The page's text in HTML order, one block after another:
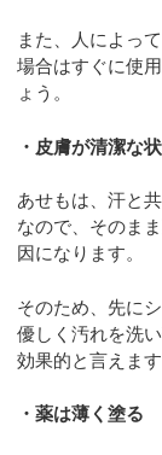
また、人によっ
場合はすぐに使
ょう。
・皮膚が清潔な
あせもは、汗と
なので、そのま
因になります。
そのため、先に
優しく汚れを洗
効果的と言えます
・薬は薄く塗る